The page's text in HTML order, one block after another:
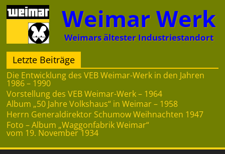
Zum
Inhalt
springen
Weimar Werk
Weimars ältester Industriestandort
Letzte Beiträge
Die Entwicklung des VEB Weimar-Werk in den Jahren
1986 – 1990
Vorstellung des VEB Weimar-Werk – 1964
Album „50 Jahre Volkshaus“ in Weimar – 1958
Herrn Generaldirektor Schumow Weihnachten 1947
Foto – Album „Waggonfabrik Weimar“
vom 19. November 1934